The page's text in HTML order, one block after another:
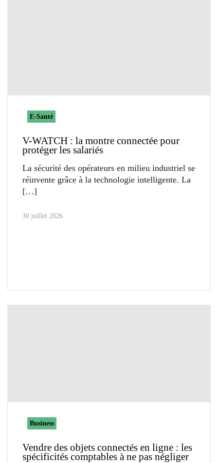
E-Santé
V-WATCH : la montre connectée pour
protéger les salariés
La sécurité des opérateurs en milieu industriel se
réinvente grâce à la technologie intelligente. La
30 juillet 2026
Business
Vendre des objets connectés en ligne : les
spécificités comptables à ne pas négliger